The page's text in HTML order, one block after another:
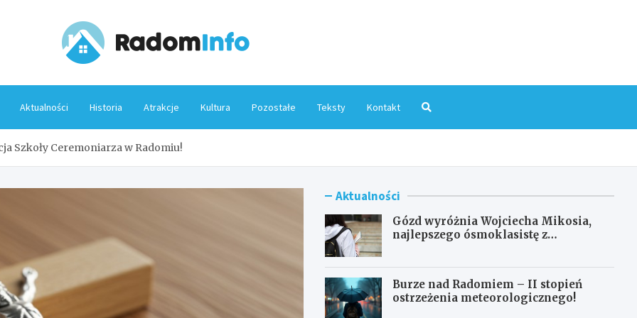
Aktualności Historia Atrakcje Kultura Pozostałe Teksty Kontakt
Szkoły Ceremoniarza w Radomiu!
Aktualności
Gózd wyróżnia Wojciecha Mikosia,
najlepszego ósmoklasistę z
Burze nad Radomiem – II stopień
ostrzeżenia meteorologicznego!